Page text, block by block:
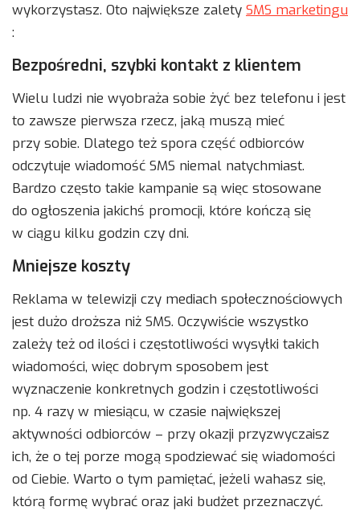
wykorzystasz. Oto największe zalety SMS marketingu
:
Bezpośredni, szybki kontakt z klientem
Wielu ludzi nie wyobraża sobie żyć bez telefonu i jest
to zawsze pierwsza rzecz, jaką muszą mieć
przy sobie. Dlatego też spora część odbiorców
odczytuje wiadomość SMS niemal natychmiast.
Bardzo często takie kampanie są więc stosowane
do ogłoszenia jakichś promocji, które kończą się
w ciągu kilku godzin czy dni.
Mniejsze koszty
Reklama w telewizji czy mediach społecznościowych
jest dużo droższa niż SMS. Oczywiście wszystko
zależy też od ilości i częstotliwości wysyłki takich
wiadomości, więc dobrym sposobem jest
wyznaczenie konkretnych godzin i częstotliwości
np. 4 razy w miesiącu, w czasie największej
aktywności odbiorców – przy okazji przyzwyczaisz
ich, że o tej porze mogą spodziewać się wiadomości
od Ciebie. Warto o tym pamiętać, jeżeli wahasz się,
którą formę wybrać oraz jaki budżet przeznaczyć.